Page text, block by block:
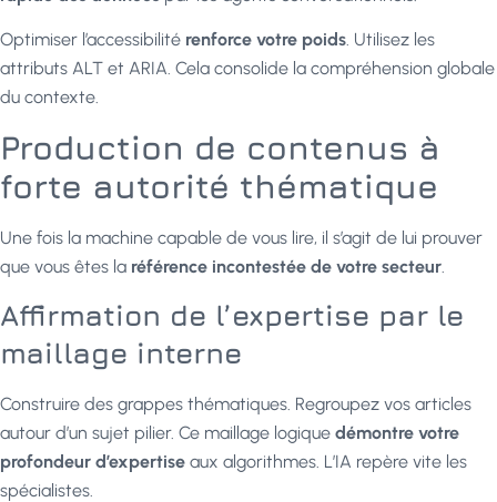
Optimiser l’accessibilité renforce votre poids. Utilisez les
attributs ALT et ARIA. Cela consolide la compréhension globale
du contexte.
Production de contenus à
forte autorité thématique
Une fois la machine capable de vous lire, il s’agit de lui prouver
que vous êtes la référence incontestée de votre secteur
Affirmation de l’expertise par le
maillage interne
Construire des grappes thématiques. Regroupez vos articles
autour d’un sujet pilier. Ce maillage logique démontre votre
profondeur d’expertise aux algorithmes. L’IA repère vite les
spécialistes.